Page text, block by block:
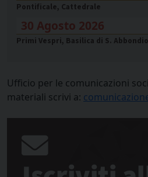
Pontificale, Cattedrale
30 Agosto 2026
Primi Vespri, Basilica di S. Abbondio
Ufficio per le comunicazioni
materiali scrivi a: